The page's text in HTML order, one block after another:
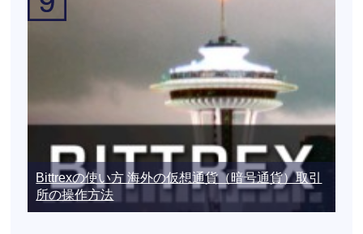
Bittrexの使い方 海外の仮想通貨（暗号通貨）取引
所の操作方法